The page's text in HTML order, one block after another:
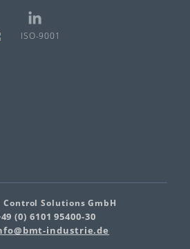
Control Solutions GmbH
(0) 6101 95400-30
industrie.de